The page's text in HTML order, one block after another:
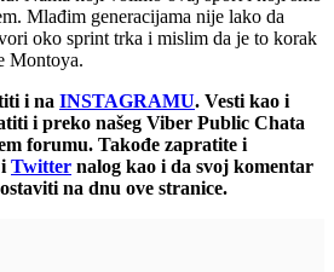
Mlađim generacijama nije lako da
oko sprint trka i mislim da je to korak
Montoya.
i na INSTAGRAMU. Vesti kao i
i preko našeg Viber Public Chata
forumu. Takođe zapratite i
Twitter nalog kao i da svoj komentar
na dnu ove stranice.